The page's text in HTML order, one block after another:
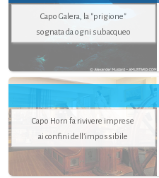
Capo Galera, la "prigione"
sognata da ogni subacqueo
Capo Horn fa rivivere imprese
ai confini dell’impossibile